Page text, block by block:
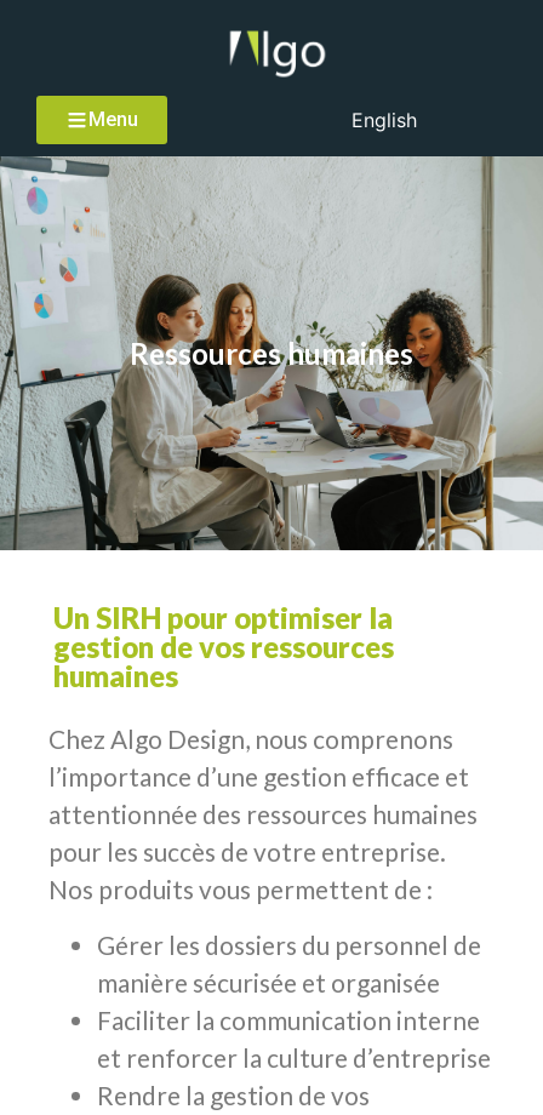
Menu English
Ressources humaines
Un SIRH pour optimiser la
gestion de vos ressources
humaines
Chez Algo Design, nous comprenons
l’importance d’une gestion efficace et
attentionnée des ressources humaines
pour les succès de votre entreprise.
Nos produits vous permettent de :
Gérer les dossiers du personnel de
manière sécurisée et organisée
Faciliter la communication interne
et renforcer la culture d’entreprise
Rendre la gestion de vos